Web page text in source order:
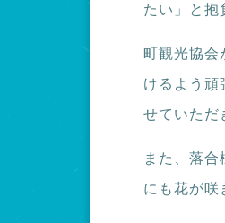
たい」と抱
町観光協
けるよう頑
せていただ
また、落
にも花が咲